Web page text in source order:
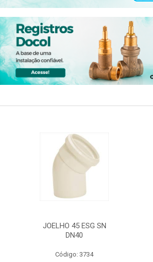
JOELHO 45 ESG SN
DN40
Código: 3734